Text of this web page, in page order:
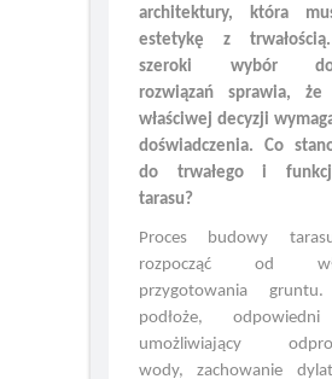
urządzić letnią kuchnię w
TECEdrainway – profil
prysznicowy nowej
Odporność
– wilgotne ocieplenie jest
sweter
Kiedy karpiówka
potencjał… oryginalna
PROFIL Lenti
20 lat transformacji
Nowa rola H+H w
staje się integralną
architektury, która
estetykę z
szeroki wybór
rozwiązań sprawia, że
właściwej decyzji
doświadczenia. Co
do trwałego i
Proces budowy
rozpocząć od
przygotowania gruntu.
podłoże,
umożliwiający